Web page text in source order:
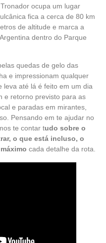
ocupa um lugar
fica a cerca de 80 km
de altitude e marca a
dentro do Parque
quedas de gelo das
e impressionam qualquer
leva até lá é feito em um dia
e retorno previsto para as
e paradas em mirantes,
Pensando em te ajudar no
te contar tudo sobre o
o que está incluso, o
cada detalhe da rota.